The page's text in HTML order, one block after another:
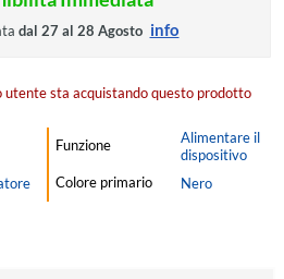
dal 27 al 28 Agosto info
sta acquistando questo prodotto
Funzione
Alimentare il
dispositivo
Colore primario
Nero